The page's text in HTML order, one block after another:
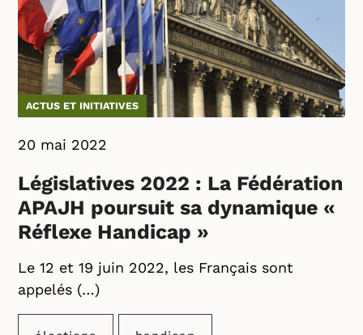
ACTUS ET INITIATIVES
20 mai 2022
Législatives 2022 : La Fédération
APAJH poursuit sa dynamique «
Réflexe Handicap »
Le 12 et 19 juin 2022, les Français sont
appelés (…)